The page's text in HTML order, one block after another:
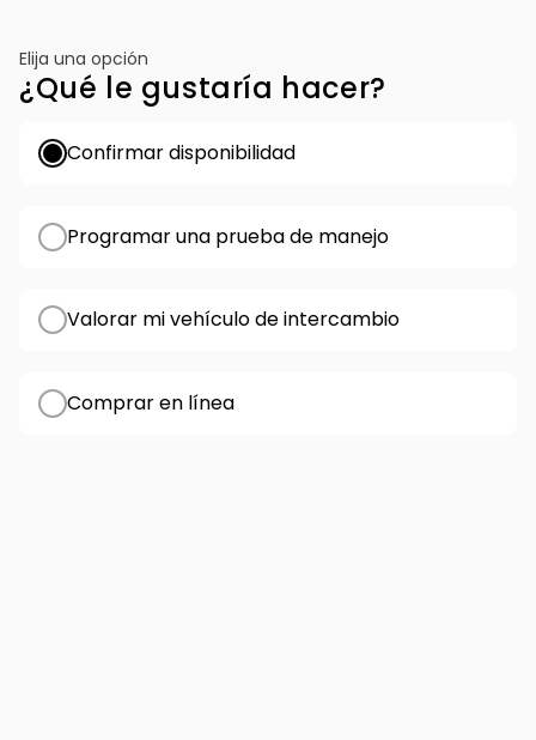
Elija una opción
¿Qué le gustaría hacer?
Confirmar disponibilidad
Programar una prueba de manejo
Valorar mi vehículo de intercambio
Comprar en línea